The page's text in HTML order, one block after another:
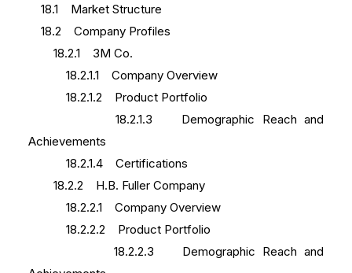
18.1 Market Structure
18.2 Company Profiles
18.2.1 3M Co.
18.2.1.1 Company Overview
18.2.1.2 Product Portfolio
18.2.1.3 Demographic Reach and
Achievements
18.2.1.4 Certifications
18.2.2 H.B. Fuller Company
18.2.2.1 Company Overview
18.2.2.2 Product Portfolio
18.2.2.3 Demographic Reach and